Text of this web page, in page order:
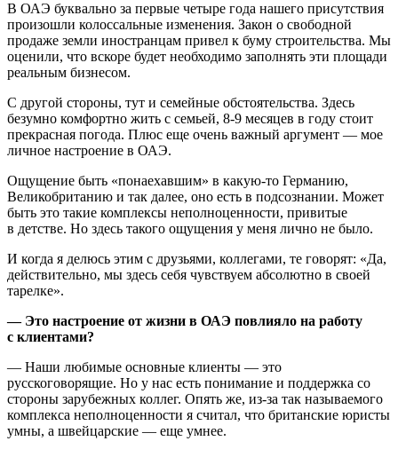
В ОАЭ буквально за первые четыре года нашего присутствия
произошли колоссальные изменения. Закон о свободной
продаже земли иностранцам привел к буму строительства. Мы
оценили, что вскоре будет необходимо заполнять эти площади
реальным бизнесом.
С другой стороны, тут и семейные обстоятельства. Здесь
безумно комфортно жить с семьей, 8-9 месяцев в году стоит
прекрасная погода. Плюс еще очень важный аргумент — мое
личное настроение в ОАЭ.
Ощущение быть «понаехавшим» в какую-то Германию,
Великобританию и так далее, оно есть в подсознании. Может
быть это такие комплексы неполноценности, привитые
в детстве. Но здесь такого ощущения у меня лично не было.
И когда я делюсь этим с друзьями, коллегами, те говорят: «Да,
действительно, мы здесь себя чувствуем абсолютно в своей
тарелке».
— Это настроение от жизни в ОАЭ повлияло на работу
с клиентами?
— Наши любимые основные клиенты — это
русскоговорящие. Но у нас есть понимание и поддержка со
стороны зарубежных коллег. Опять же, из-за так называемого
комплекса неполноценности я считал, что британские юристы
умны, а швейцарские — еще умнее.